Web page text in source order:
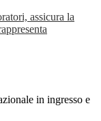
assicura la
in ingresso e